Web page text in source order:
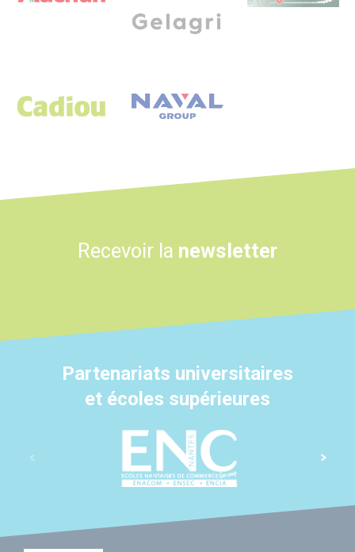
Recevoir la newsletter
Partenariats universitaires
et écoles supérieures